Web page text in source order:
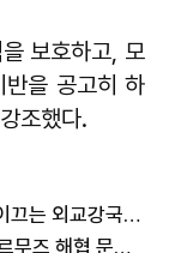
보호하고, 모
을 공고히 하
조했다.
AI 외교혁명, 대한민국은 세계 AI 질서를 이끄는 외교강국이 될 수 있다
조현 외교부 장관 "이란에 특사 파견"…호르무즈 해협 문제 논의